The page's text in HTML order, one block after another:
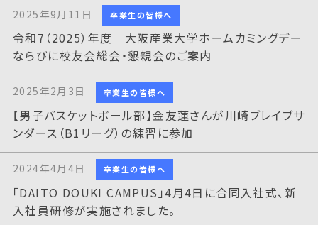
2025年9月11日 卒業生の皆様へ
令和7（2025）年度 大阪産業大学ホームカミングデー
ならびに校友会総会・懇親会のご案内
2025年2月3日 卒業生の皆様へ
【男子バスケットボール部】金友蓮さんが川崎ブレイブサ
ンダース（B1リーグ）の練習に参加
2024年4月4日 卒業生の皆様へ
「DAITO DOUKI CAMPUS」4月4日に合同入社式、新
入社員研修が実施されました。